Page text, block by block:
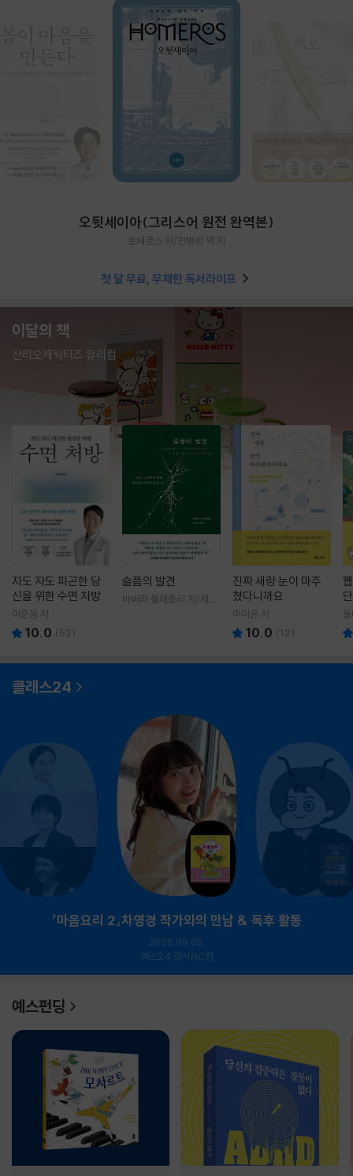
오뒷세이아(그리스어 원전 완역본)
호메로스 저/천병희 역 저
첫 달 무료, 무제한 독서라이프
이달의 책
산리오캐릭터즈 유리컵
자도 자도 피곤한 당
신을 위한 수면 처방
이준용 저
10.0 (52)
슬픔의 발견
바버라 블래츨리 저/제효
진짜 새랑 눈이 마주
쳤다니까요
이이은 저
10.0 (12)
클래스24
『마음요리 2』차영경 작가와의 만남 & 독후 활동
2026.09.05.
예스24 강서NC점
예스펀딩